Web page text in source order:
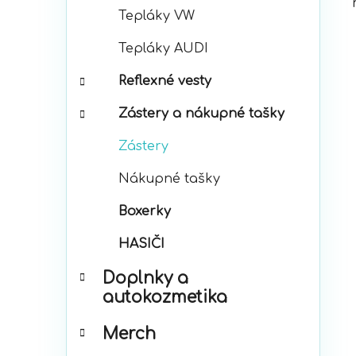
Tepláky VW
Tepláky AUDI
Reflexné vesty
Zástery a nákupné tašky
Zástery
Nákupné tašky
Boxerky
HASIČI
Doplnky a
autokozmetika
Merch